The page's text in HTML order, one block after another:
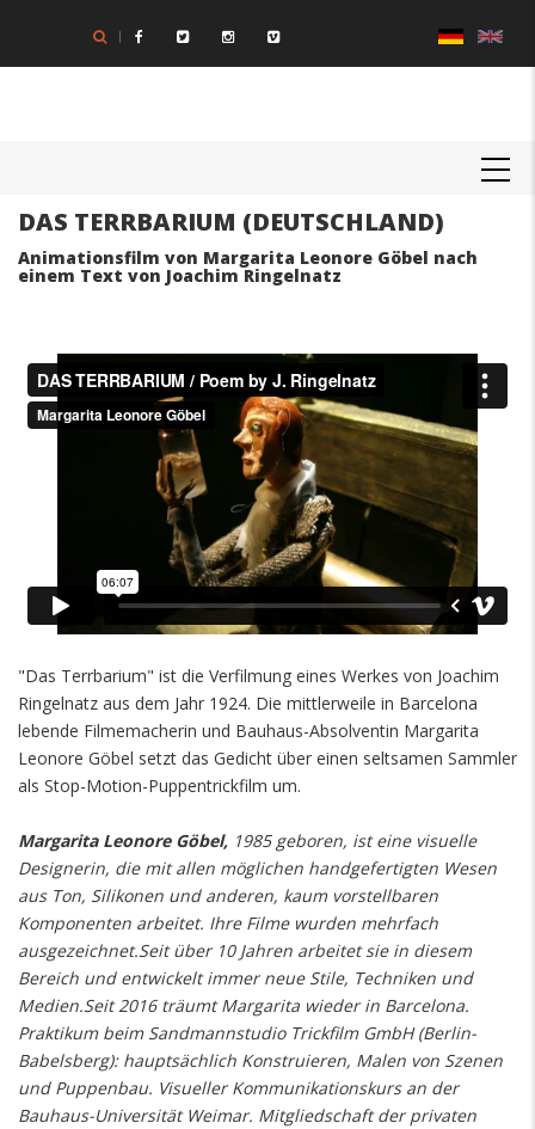
Inhalt
DAS TERRBARIUM (DEUTSCHLAND)
Animationsfilm von Margarita Leonore Göbel nach
einem Text von Joachim Ringelnatz
"Das Terrbarium" ist die Verfilmung eines Werkes von Joachim
Ringelnatz aus dem Jahr 1924. Die mittlerweile in Barcelona
lebende Filmemacherin und Bauhaus-Absolventin Margarita
Leonore Göbel setzt das Gedicht über einen seltsamen Sammler
als Stop-Motion-Puppentrickfilm um.
Margarita Leonore Göbel, 1985 geboren, ist eine visuelle
Designerin, die mit allen möglichen handgefertigten Wesen
aus Ton, Silikonen und anderen, kaum vorstellbaren
Komponenten arbeitet. Ihre Filme wurden mehrfach
ausgezeichnet.Seit über 10 Jahren arbeitet sie in diesem
Bereich und entwickelt immer neue Stile, Techniken und
Medien.Seit 2016 träumt Margarita wieder in Barcelona.
Praktikum beim Sandmannstudio Trickfilm GmbH (Berlin-
Babelsberg): hauptsächlich Konstruieren, Malen von Szenen
und Puppenbau. Visueller Kommunikationskurs an der
Bauhaus-Universität Weimar. Mitgliedschaft der privaten